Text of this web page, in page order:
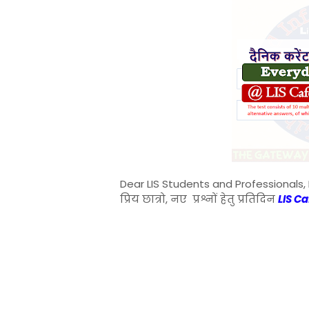
Dear LIS Students and Professionals,
प्रिय छात्रो, नए प्रश्नों हेतु प्रतिदिनLIS